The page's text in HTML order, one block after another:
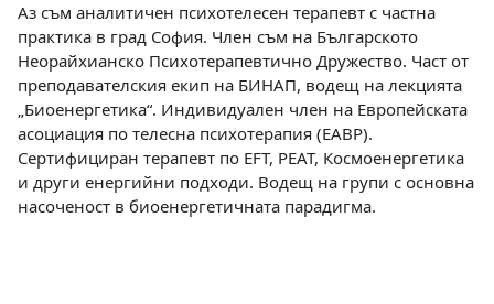
Аз съм аналитичен психотелесен терапевт с частна
практика в град София. Член съм на Българското
Неорайхианско Психотерапевтично Дружество. Част от
преподавателския екип на БИНАП, водещ на лекцията
„Биоенергетика“. Индивидуален член на Европейската
асоциация по телесна психотерапия (EABP).
Сертифициран терапевт по EFT, PEAT, Космоенергетика
и други енергийни подходи. Водещ на групи с основна
насоченост в биоенергетичната парадигма.